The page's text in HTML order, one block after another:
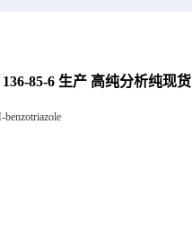
85-6 生产 高纯分析纯现货